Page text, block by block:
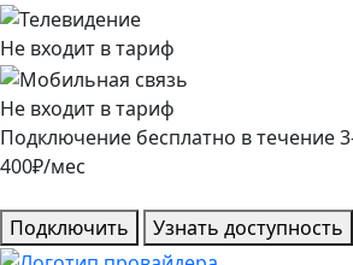
Не входит в тариф
Не входит в тариф
Подключение бесплатно в течение3
400₽/мес
Подключить Узнать доступность